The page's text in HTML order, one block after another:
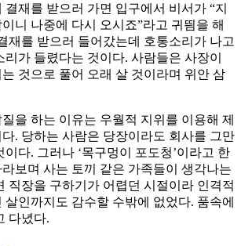
재를 받으러 가면 입구에서 비서가 “지
니 나중에 다시 오시죠”라고 귀띔을 해
재를 받으러 들어갔는데 호통소리가 나고
가 들렸다는 것이다. 사람들은 사장이
것으로 풀어 오래 살 것이라며 위안 삼
을 하는 이유는 우월적 지위를 이용해 제
. 당하는 사람은 당장이라도 회사를 그만
다. 그러나 ‘목구멍이 포도청’이라고 한
보며 사는 토끼 같은 가족들이 생각나는
직장을 구하기가 어렵던 시절이라 인격적
살인까지도 감수할 수밖에 없었다. 품속에
다녔다.